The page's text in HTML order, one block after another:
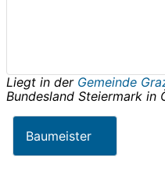
Liegt in der Gemeinde
Bundesland Steiermark in
Baumeister